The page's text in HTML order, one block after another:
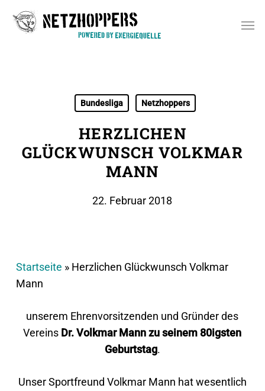
Bundesliga Netzhoppers
HERZLICHEN
GLÜCKWUNSCH VOLKMAR
MANN
22. Februar 2018
Startseite » Herzlichen Glückwunsch Volkmar
Mann
unserem Ehrenvorsitzenden und Gründer des
Vereins Dr. Volkmar Mann zu seinem 80igsten
Geburtstag.
Unser Sportfreund Volkmar Mann hat wesentlich